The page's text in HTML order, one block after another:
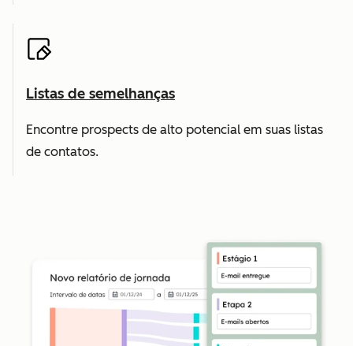
Listas de semelhanças
Encontre prospects de alto potencial em suas listas
de contatos.